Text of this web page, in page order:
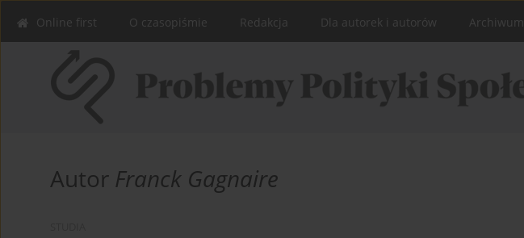
Online first O czasopiśmie Redakcja Dla autorek i autorów Archiwum
Autor Franck Gagnaire